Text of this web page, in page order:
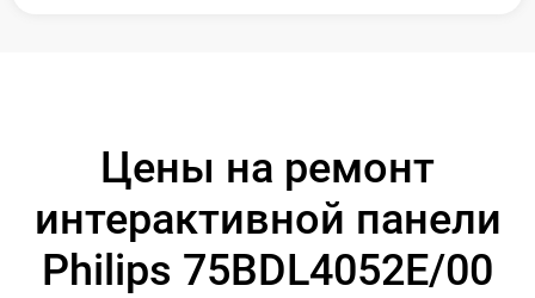
Цены на ремонт
интерактивной панели
Philips 75BDL4052E/00